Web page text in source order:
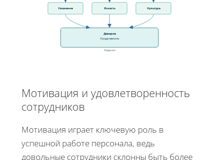
Уважение Ясность Культура
Доверие
Продуктивность
Результат
Мотивация и удовлетворенность
сотрудников
Мотивация играет ключевую роль в
успешной работе персонала, ведь
довольные сотрудники склонны быть более